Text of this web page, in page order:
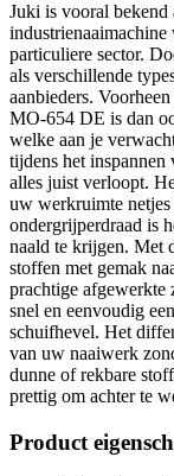
Juki is vooral bekend
particuliere sector.
als verschillende
aanbieders.
MO-654 DE is dan
welke aan je
tijdens het
alles juist verloopt.
uw werkruimte
ondergrijperdraad is
naald te krijgen. Met
stoffen met gemak
prachtige afgewerkte
snel en eenvoudig
schuifhevel. Het
van uw naaiwerk
dunne of rekbare
prettig om achter te
Product